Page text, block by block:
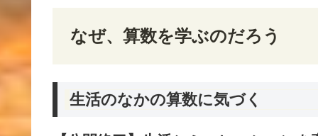
なぜ、算数を学ぶのだろう
生活のなかの算数に気づく